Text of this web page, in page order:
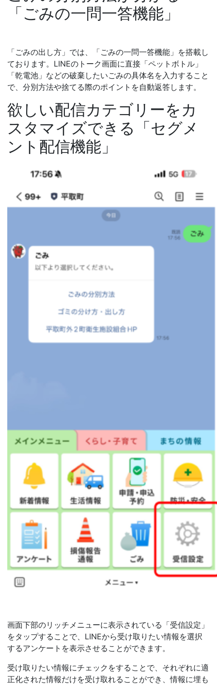
「ごみの一問一答機能」
「ごみの出し方」では、「ごみの一問一答機能」を搭載し
ております。LINEのトーク画面に直接「ペットボトル」
「乾電池」などの破棄したいごみの具体名を入力すること
で、分別方法や捨てる際のポイントを自動返答します。
欲しい配信カテゴリーをカ
スタマイズできる「セグメ
ント配信機能」
画面下部のリッチメニューに表示されている「受信設定」
をタップすることで、LINEから受け取りたい情報を選択
するアンケートを表示させることができます。
受け取りたい情報にチェックをすることで、それぞれに適
正化された情報だけを受け取れることができ、情報に埋も